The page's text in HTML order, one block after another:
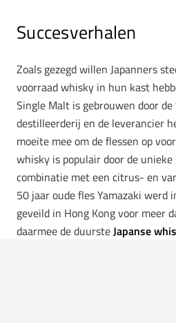
Succesverhalen
Zoals gezegd willen Japanners
voorraad whisky in hun kast
Single Malt is gebrouwen door
destilleerderij en de leverancier
moeite mee om de flessen op
whisky is populair door de
combinatie met een citrus- en
50 jaar oude fles Yamazaki werd
geveild in Hong Kong voor meer
daarmee de duursteJapanse